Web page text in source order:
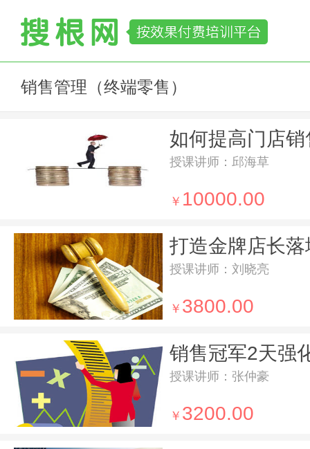
销售管理（终端零售）
如何提高门店
授课讲师：邱海草
￥ 10000.00
打造金牌店长
授课讲师：刘晓亮
￥ 3800.00
销售冠军2天强
授课讲师：张仲豪
￥ 3200.00